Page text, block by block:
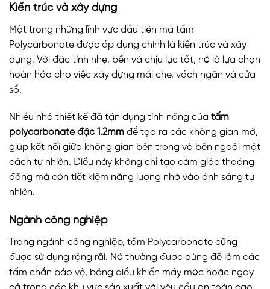
Kiến trúc và xây dựng
Một trong những lĩnh vực đầu tiên mà tấm
Polycarbonate được áp dụng chính là kiến trúc và xây
dựng. Với đặc tính nhẹ, bền và chịu lực tốt, nó là lựa chọn
hoàn hảo cho việc xây dựng mái che, vách ngăn và cửa
sổ.
Nhiều nhà thiết kế đã tận dụng tính năng của tấm
polycarbonate đặc 1.2mm để tạo ra các không gian mở,
giúp kết nối giữa không gian bên trong và bên ngoài một
cách tự nhiên. Điều này không chỉ tạo cảm giác thoáng
đãng mà còn tiết kiệm năng lượng nhờ vào ánh sáng tự
nhiên.
Ngành công nghiệp
Trong ngành công nghiệp, tấm Polycarbonate cũng
được sử dụng rộng rãi. Nó thường được dùng để làm các
tấm chắn bảo vệ, bảng điều khiển máy móc hoặc ngay